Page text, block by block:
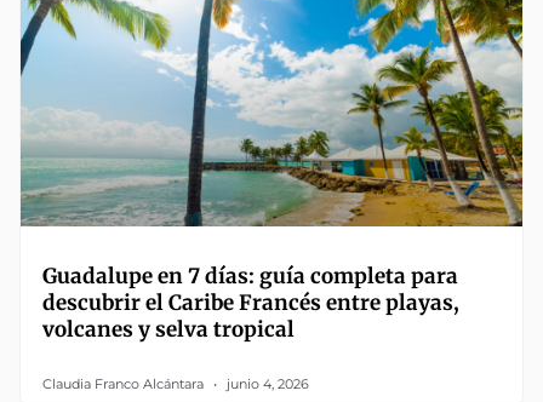
Guadalupe en 7 días: guía completa para
descubrir el Caribe Francés entre playas,
volcanes y selva tropical
Claudia Franco Alcántara junio 4, 2026